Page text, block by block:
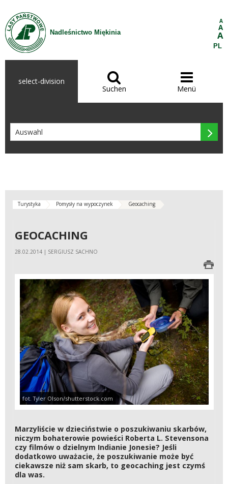
Zum Inhalt wechseln
Nadleśnictwo Miękinia
A
A
A
PL
select-division 
Suchen

Menü

Turystyka Pomysły na wypoczynek Geocaching
GEOCACHING
28.02.2014 | SERGIUSZ SACHNO
fot. Tyler Olson/shutterstock.com
Marzyliście w dzieciństwie o poszukiwaniu skarbów,
niczym bohaterowie powieści Roberta L. Stevensona
czy filmów o dzielnym Indianie Jonesie? Jeśli
dodatkowo uważacie, że poszukiwanie może być
ciekawsze niż sam skarb, to geocaching jest czymś
dla was.